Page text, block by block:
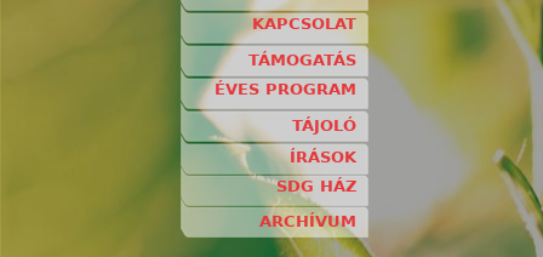
KAPCSOLAT
TÁMOGATÁS
ÉVES PROGRAM
TÁJOLÓ
ÍRÁSOK
SDG HÁZ
ARCHÍVUM